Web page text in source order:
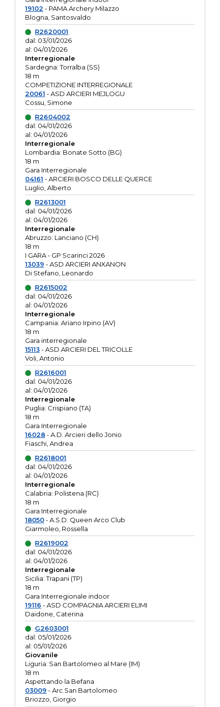
19102 - PAMA Archery Milazzo
Blogna, Santosvaldo
R2620001
dal: 03/01/2026
al: 04/01/2026
Interregionale
Sardegna: Torralba (SS)
18 m
COMPETIZIONE INTERREGIONALE
20061 - ASD ARCIERI MEJLOGU
Cossu, Simone
R2604002
dal: 04/01/2026
al: 04/01/2026
Interregionale
Lombardia: Bonate Sotto (BG)
18 m
Gara Interregionale
04161 - ARCIERI BOSCO DELLE QUERCE
Luglio, Alberto
R2613001
dal: 04/01/2026
al: 04/01/2026
Interregionale
Abruzzo: Lanciano (CH)
18 m
I GARA - GP Scarinci 2026
13039 - ASD ARCIERI ANXANON
Di Stefano, Leonardo
R2615002
dal: 04/01/2026
al: 04/01/2026
Interregionale
Campania: Ariano Irpino (AV)
18 m
Gara interregionale
15113- ASD ARCIERI DEL TRICOLLE
Voli, Antonio
R2616001
dal: 04/01/2026
al: 04/01/2026
Interregionale
Puglia: Crispiano (TA)
18 m
Gara Interregionale
16028- A.D. Arcieri dello Jonio
Fiaschi, Andrea
R2618001
dal: 04/01/2026
al: 04/01/2026
Interregionale
Calabria: Polistena (RC)
18 m
Gara Interregionale
18050- A.S.D. Queen Arco Club
Giarmoleo, Rossella
R2619002
dal: 04/01/2026
al: 04/01/2026
Interregionale
Sicilia: Trapani (TP)
18 m
Gara Interregionale indoor
19116 - ASD COMPAGNIA ARCIERI ELIMI
Daidone, Caterina
G2603001
dal: 05/01/2026
al: 05/01/2026
Giovanile
Liguria: San Bartolomeo al Mare (IM)
18 m
Aspettando la Befana
03009 - Arc.San Bartolomeo
Briozzo, Giorgio